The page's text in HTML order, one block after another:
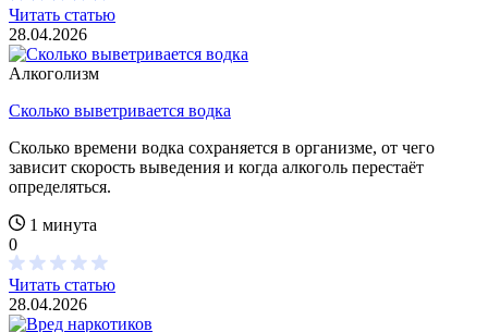
Читать статью
28.04.2026
Алкоголизм
Сколько выветривается водка
Сколько времени водка сохраняется в организме, от чего
зависит скорость выведения и когда алкоголь перестаёт
определяться.
1 минута
0
Читать статью
28.04.2026